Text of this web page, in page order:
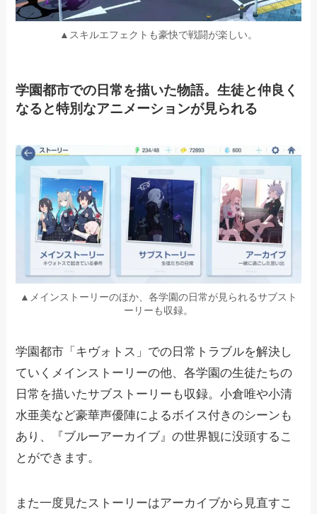
▲スキルエフェクトも豪快で戦闘が楽しい。
学園都市での日常を描いた物語。生徒と仲良く
なると特別なアニメーションが見られる
▲メインストーリーのほか、各学園の日常が見られるサブスト
ーリーも収録。
学園都市「キヴォトス」での日常トラブルを解決し
ていくメインストーリーの他、各学園の生徒たちの
日常を描いたサブストーリーも収録。小倉唯や小清
水亜美など豪華声優陣によるボイス付きのシーンも
あり、『ブルーアーカイブ』の世界観に没頭するこ
とができます。
また一度見たストーリーはアーカイブから見直すこ